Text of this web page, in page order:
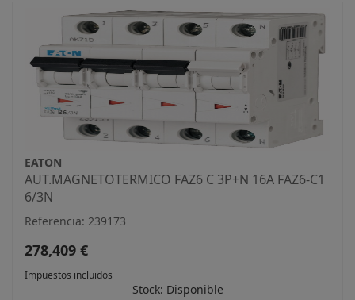
EATON
AUT.MAGNETOTERMICO FAZ6 C 3P+N 16A FAZ6-C1
6/3N
Referencia: 239173
278,409 €
Impuestos incluidos
Stock: Disponible